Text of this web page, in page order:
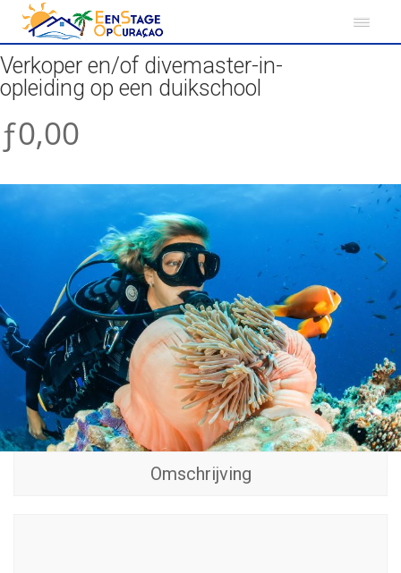
Verkoper en/of divemaster-in-
opleiding op een duikschool
ƒ0,00
Omschrijving